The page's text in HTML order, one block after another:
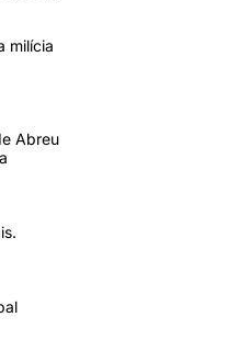
milícia
Abreu